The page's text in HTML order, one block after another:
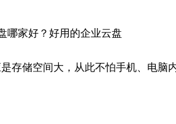
存储空间大，从此不怕手机、电脑